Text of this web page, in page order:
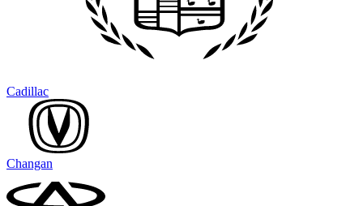
Cadillac
Changan